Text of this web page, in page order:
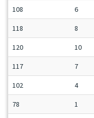
108 6
118 8
120 10
117 7
102 4
78 1